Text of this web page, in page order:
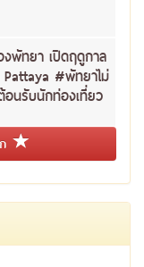
พัทยา เปิดฤดูกาล
Pattaya #พัทยาไม่
อนรับนักท่องเที่ยว
ก